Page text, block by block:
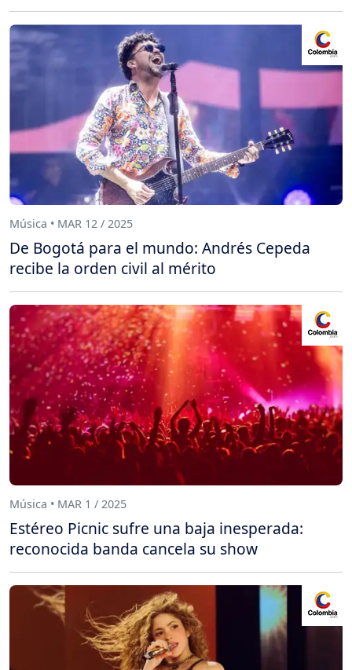
Música • MAR 12 / 2025
De Bogotá para el mundo: Andrés Cepeda
recibe la orden civil al mérito
Música • MAR 1 / 2025
Estéreo Picnic sufre una baja inesperada:
reconocida banda cancela su show